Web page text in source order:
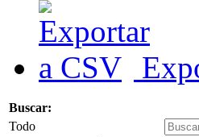
Buscar:
Todo